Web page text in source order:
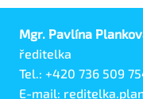
Mgr. Pavlína
ředitelka
Tel.: +420 736 509
E-mail: